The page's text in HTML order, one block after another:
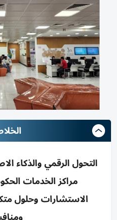
التحول الرقمي والذكاء
مراكز الخدمات
الاستشارات وحلول